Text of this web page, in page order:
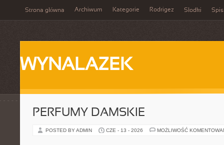
Strona główna Archiwum Kategorie Rodrigez Słodki Spis
WYNALAZEK
PERFUMY DAMSKIE
POSTED BY ADMIN CZE - 13 - 2026 MOŻLIWOŚĆ